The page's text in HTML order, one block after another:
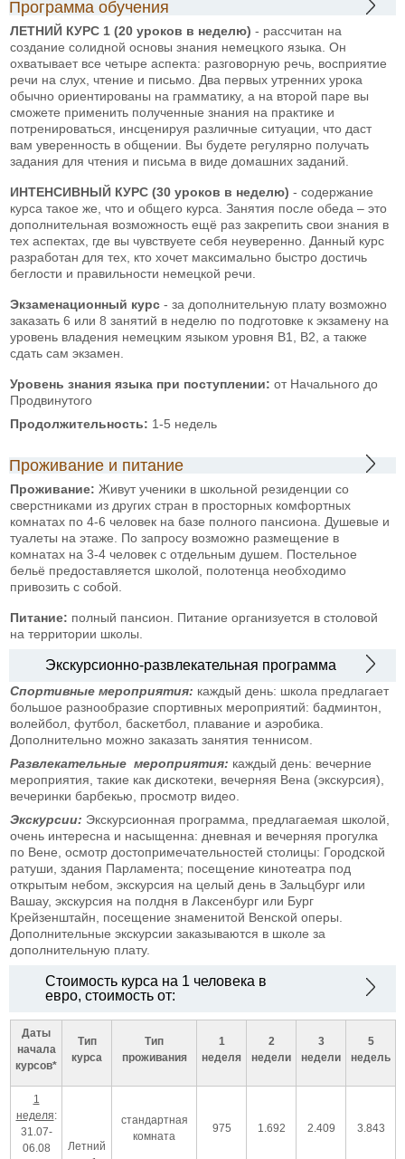
Программа обучения
ЛЕТНИЙ КУРС 1 (20 уроков в неделю) - рассчитан на
создание солидной основы знания немецкого языка. Он
охватывает все четыре аспекта: разговорную речь, восприятие
речи на слух, чтение и письмо. Два первых утренних урока
обычно ориентированы на грамматику, а на второй паре вы
сможете применить полученные знания на практике и
потренироваться, инсценируя различные ситуации, что даст
вам уверенность в общении. Вы будете регулярно получать
задания для чтения и письма в виде домашних заданий.
ИНТЕНСИВНЫЙ КУРС (30 уроков в неделю) - содержание
курса такое же, что и общего курса. Занятия после обеда – это
дополнительная возможность ещё раз закрепить свои знания в
тех аспектах, где вы чувствуете себя неуверенно. Данный курс
разработан для тех, кто хочет максимально быстро достичь
беглости и правильности немецкой речи.
Экзаменационный курс - за дополнительную плату возможно
заказать 6 или 8 занятий в неделю по подготовке к экзамену на
уровень владения немецким языком уровня В1, B2, а также
сдать сам экзамен.
Уровень знания языка при поступлении: от Начального до
Продвинутого
Продолжительность: 1-5 недель
Проживание и питание
Проживание: Живут ученики в школьной резиденции со
сверстниками из других стран в просторных комфортных
комнатах по 4-6 человек на базе полного пансиона. Душевые и
туалеты на этаже. По запросу возможно размещение в
комнатах на 3-4 человек с отдельным душем. Постельное
бельё предоставляется школой, полотенца необходимо
привозить с собой.
Питание: полный пансион. Питание организуется в столовой
на территории школы.
Экскурсионно-развлекательная программа
Спортивные мероприятия: каждый день: школа предлагает
большое разнообразие спортивных мероприятий: бадминтон,
волейбол, футбол, баскетбол, плавание и аэробика.
Дополнительно можно заказать занятия теннисом.
Развлекательные мероприятия: каждый день: вечерние
мероприятия, такие как дискотеки, вечерняя Вена (экскурсия),
вечеринки барбекью, просмотр видео.
Экскурсии: Экскурсионная программа, предлагаемая школой,
очень интересна и насыщенна: дневная и вечерняя прогулка
по Вене, осмотр достопримечательностей столицы: Городской
ратуши, здания Парламента; посещение кинотеатра под
открытым небом, экскурсия на целый день в Зальцбург или
Вашау, экскурсия на полдня в Лаксенбург или Бург
Крейзенштайн, посещение знаменитой Венской оперы.
Дополнительные экскурсии заказываются в школе за
дополнительную плату.
Стоимость курса на 1 человека в
евро, стоимость от:
Даты
начала
курсов*
Тип
курса
Тип
проживания
1
неделя
2
недели
3
недели
5
недель
1
неделя:
31.07-
06.08
Летний
стандартная
комната
975 1.692 2.409 3.843